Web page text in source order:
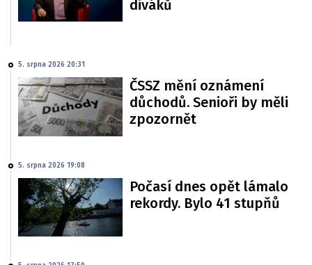
diváků
5. srpna 2026 20:31
ČSSZ mění oznámení
důchodů. Senioři by měli
zpozornět
5. srpna 2026 19:08
Počasí dnes opět lámalo
rekordy. Bylo 41 stupňů